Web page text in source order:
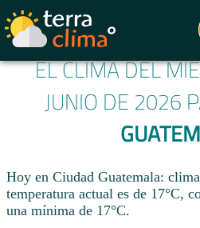
EL CLIMA DEL
JUNIO DE 2026
Hoy en Ciudad Guatemala:
temperatura actual es de 17°C,
una mínima de 17°C.​